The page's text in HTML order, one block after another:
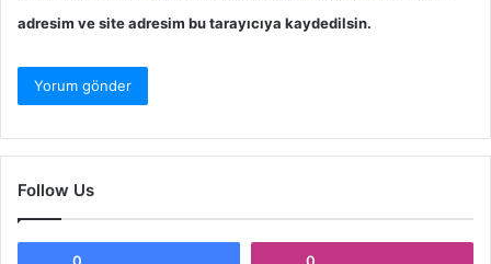
adresim ve site adresim bu tarayıcıya kaydedilsin.
Follow Us
0 0